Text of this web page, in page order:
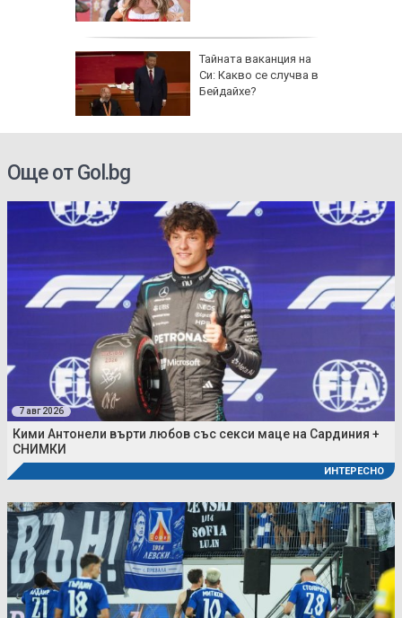
Тайната ваканция на
Си: Какво се случва в
Бейдайхе?
Още от Gol.bg
7 авг 2026
Кими Антонели върти любов със секси маце на Сардиния +
СНИМКИ
ИНТЕРЕСНО